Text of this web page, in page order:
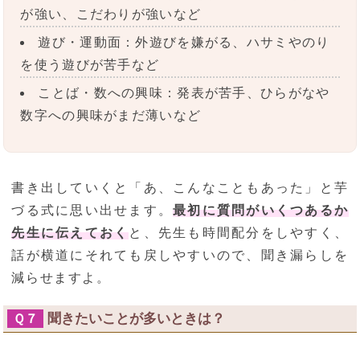
が強い、こだわりが強いなど
遊び・運動面：外遊びを嫌がる、ハサミやのり
を使う遊びが苦手など
ことば・数への興味：発表が苦手、ひらがなや
数字への興味がまだ薄いなど
書き出していくと「あ、こんなこともあった」と芋
づる式に思い出せます。最初に質問がいくつあるか
先生に伝えておくと、先生も時間配分をしやすく、
話が横道にそれても戻しやすいので、聞き漏らしを
減らせますよ。
Ｑ７ 聞きたいことが多いときは？